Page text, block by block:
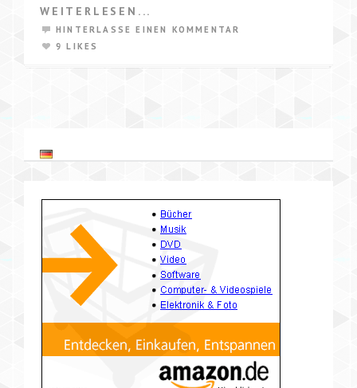
WEITERLESEN...
HINTERLASSE EINEN KOMMENTAR
9 LIKES